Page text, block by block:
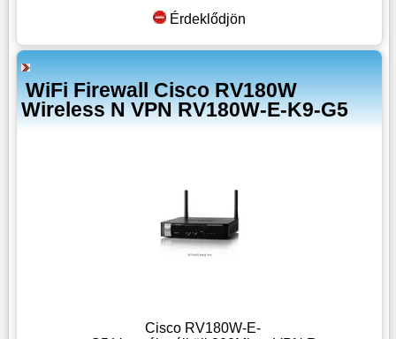
Érdeklődjön
WiFi Firewall Cisco RV180W
Wireless N VPN RV180W-E-K9-G5
Cisco RV180W-E-